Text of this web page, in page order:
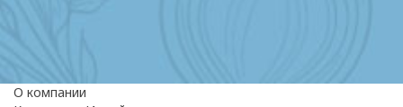
О компании